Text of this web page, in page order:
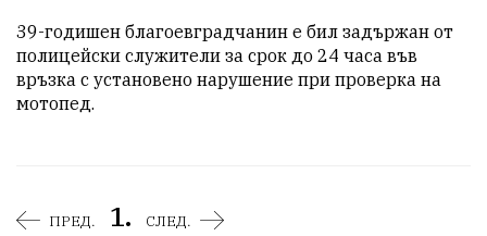
39-годишен благоевградчанин е бил задържан от
полицейски служители за срок до 24 часа във
връзка с установено нарушение при проверка на
мотопед.
ПРЕД. 1. СЛЕД.